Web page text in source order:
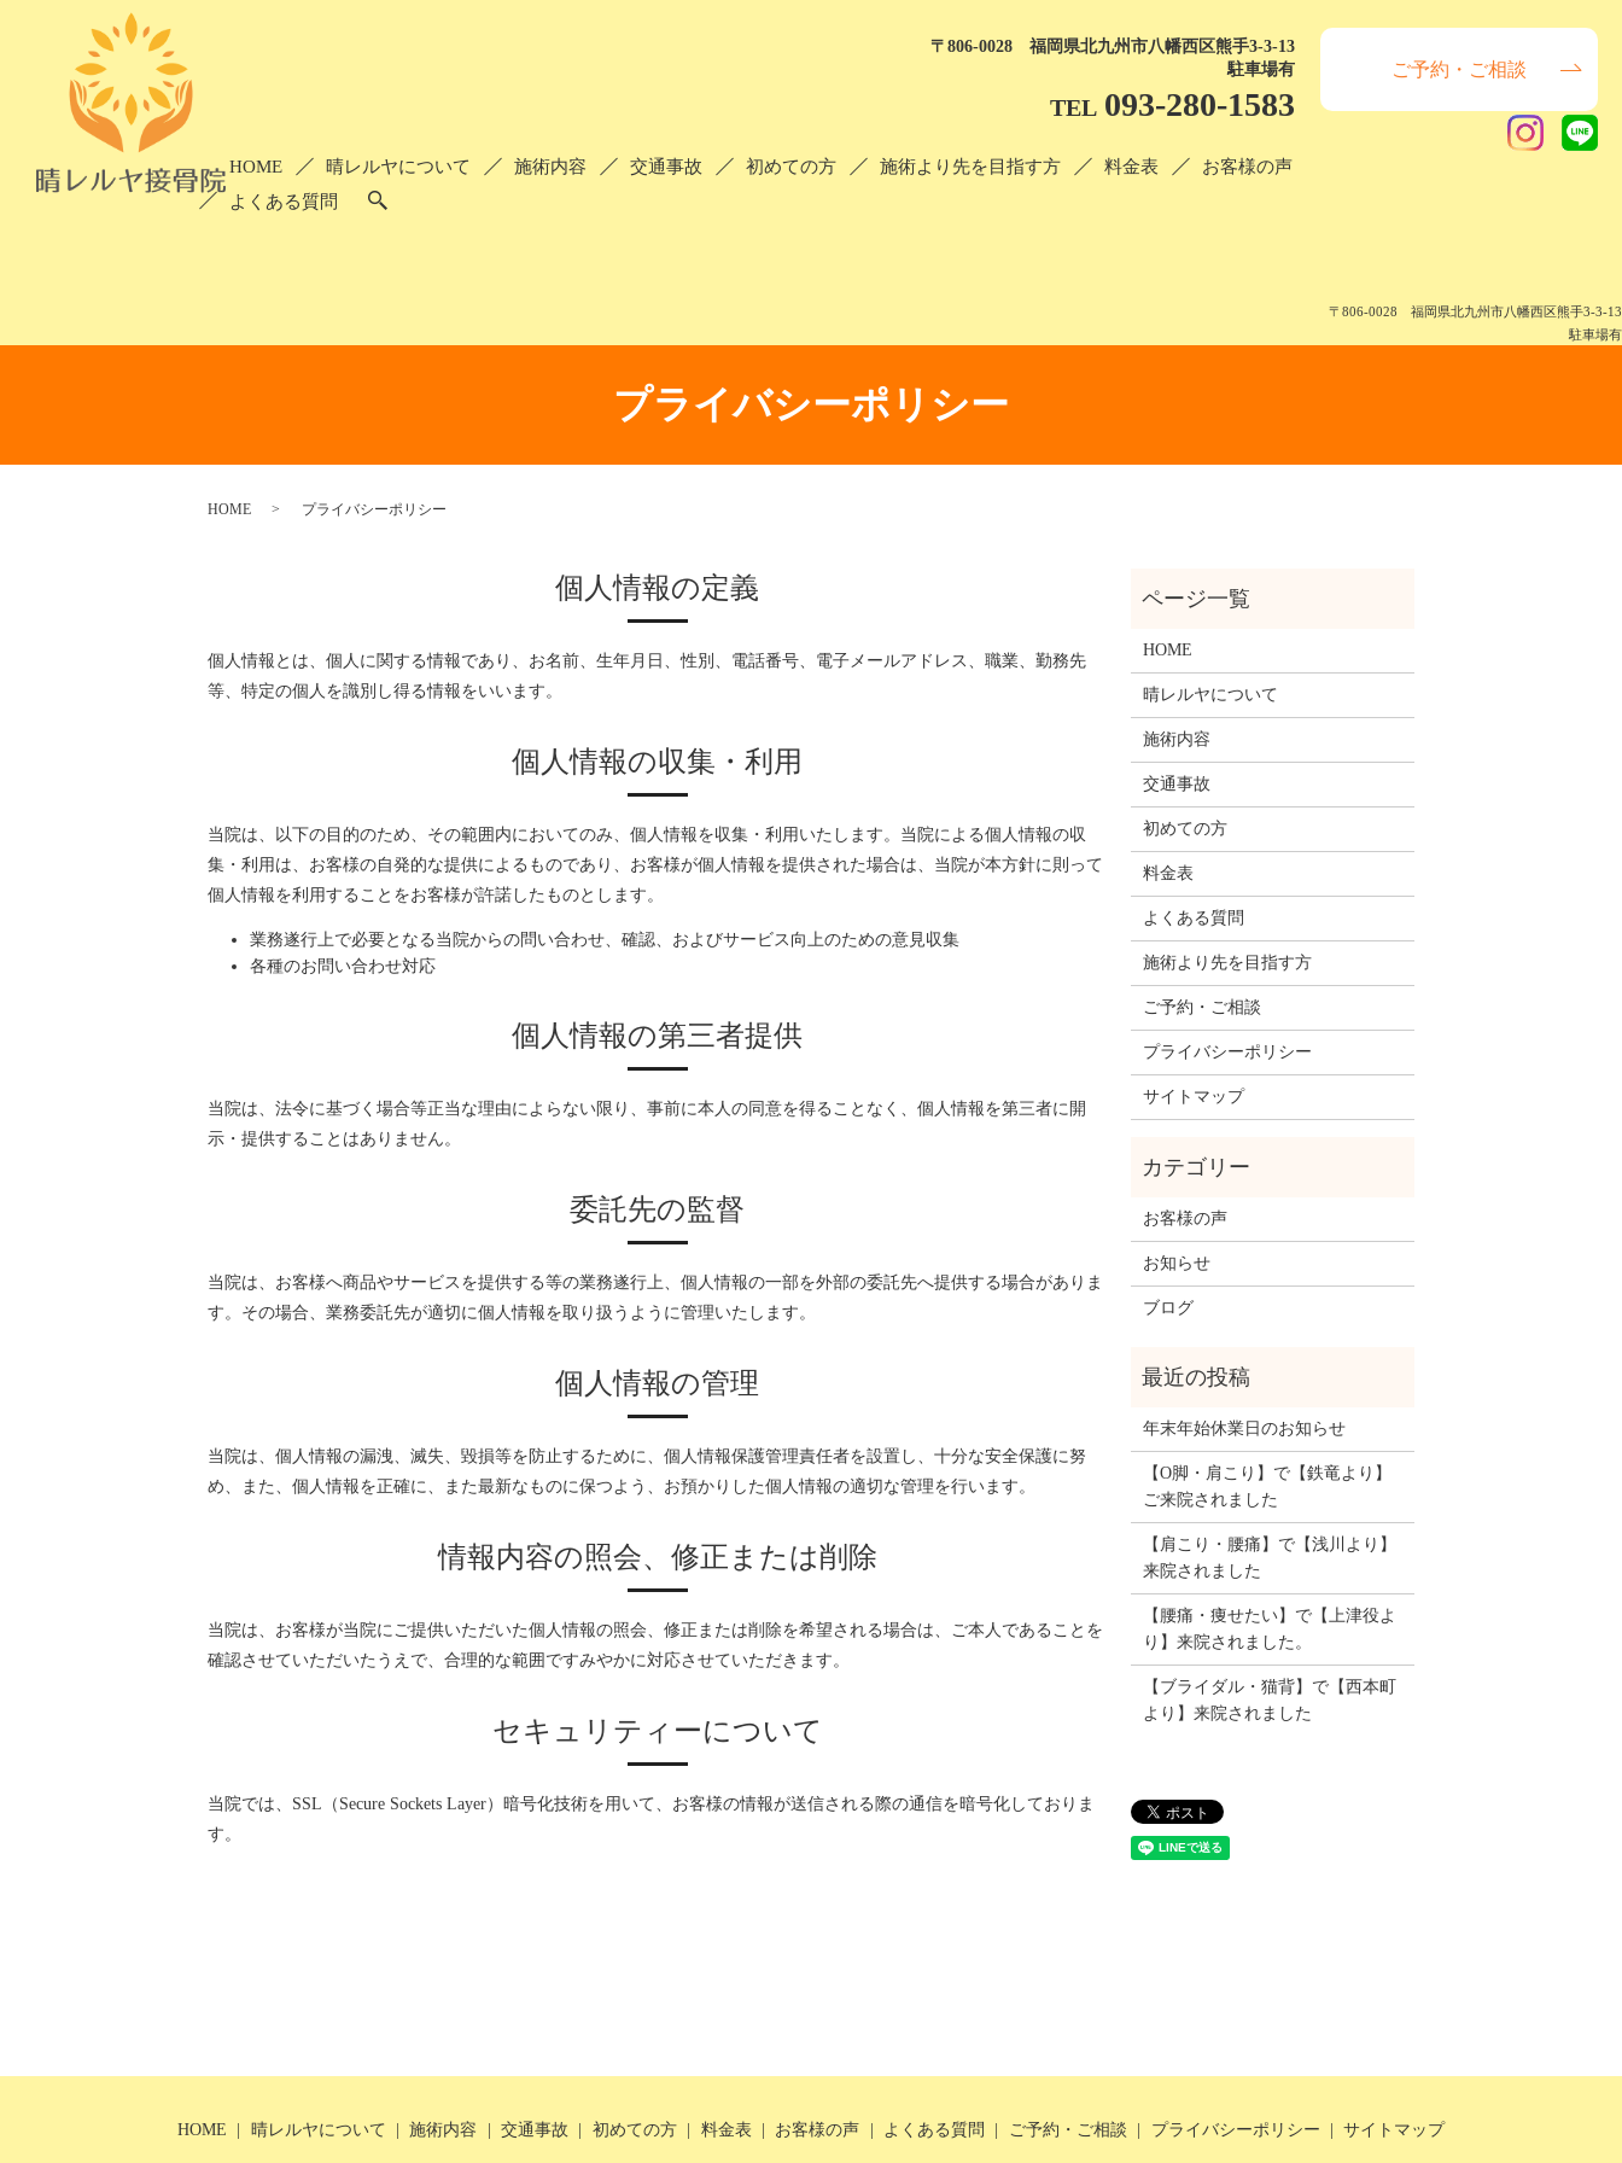
HOME 晴レルヤについて 施術内容 交通事故 初めての方 施術より先を目指す方 料金表
お客様の声
よくある質問
〒806-0028 福岡県北九州市八幡西区熊手3-3-13
駐車場有
TEL 093-280-1583
ご予約・ご相談
〒806-0028 福岡県北九州市八幡西区熊手3-3-13
駐車場有
プライバシーポリシー
HOME プライバシーポリシー
個人情報の定義
個人情報とは、個人に関する情報であり、お名前、生年月日、性別、電話番号、電子メールアドレス、職業、勤務先
等、特定の個人を識別し得る情報をいいます。
個人情報の収集・利用
当院は、以下の目的のため、その範囲内においてのみ、個人情報を収集・利用いたします。当院による個人情報の収
集・利用は、お客様の自発的な提供によるものであり、お客様が個人情報を提供された場合は、当院が本方針に則って
個人情報を利用することをお客様が許諾したものとします。
業務遂行上で必要となる当院からの問い合わせ、確認、およびサービス向上のための意見収集
各種のお問い合わせ対応
個人情報の第三者提供
当院は、法令に基づく場合等正当な理由によらない限り、事前に本人の同意を得ることなく、個人情報を第三者に開
示・提供することはありません。
委託先の監督
当院は、お客様へ商品やサービスを提供する等の業務遂行上、個人情報の一部を外部の委託先へ提供する場合がありま
す。その場合、業務委託先が適切に個人情報を取り扱うように管理いたします。
個人情報の管理
当院は、個人情報の漏洩、滅失、毀損等を防止するために、個人情報保護管理責任者を設置し、十分な安全保護に努
め、また、個人情報を正確に、また最新なものに保つよう、お預かりした個人情報の適切な管理を行います。
情報内容の照会、修正または削除
当院は、お客様が当院にご提供いただいた個人情報の照会、修正または削除を希望される場合は、ご本人であることを
確認させていただいたうえで、合理的な範囲ですみやかに対応させていただきます。
セキュリティーについて
当院では、SSL（Secure Sockets Layer）暗号化技術を用いて、お客様の情報が送信される際の通信を暗号化しておりま
す。
HOME
晴レルヤについて
施術内容
交通事故
初めての方
料金表
よくある質問
施術より先を目指す方
ご予約・ご相談
プライバシーポリシー
サイトマップ
お客様の声
お知らせ
ブログ
年末年始休業日のお知らせ
【O脚・肩こり】で【鉄竜より】
ご来院されました
【肩こり・腰痛】で【浅川より】
来院されました
【腰痛・痩せたい】で【上津役よ
り】来院されました。
【ブライダル・猫背】で【西本町
より】来院されました
HOME 晴レルヤについて 施術内容 交通事故 初めての方 料金表 お客様の声 よくある質問 ご予約・ご相談 プライバシーポリシー サイトマップ